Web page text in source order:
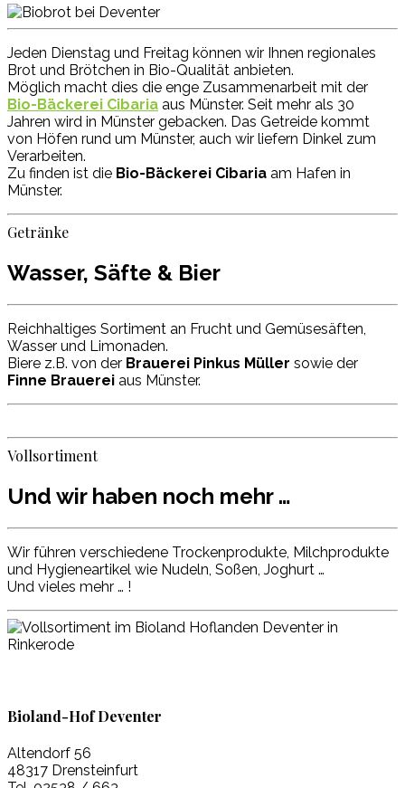
Jeden Dienstag und Freitag können wir Ihnen regionales
Brot und Brötchen in Bio-Qualität anbieten.
Möglich macht dies die enge Zusammenarbeit mit der
Bio-Bäckerei Cibaria aus Münster. Seit mehr als 30
Jahren wird in Münster gebacken. Das Getreide kommt
von Höfen rund um Münster, auch wir liefern Dinkel zum
Verarbeiten.
Zu finden ist die Bio-Bäckerei Cibaria am Hafen in
Münster.
Getränke
Wasser, Säfte & Bier
Reichhaltiges Sortiment an Frucht und Gemüsesäften,
Wasser und Limonaden.
Biere z.B. von der Brauerei Pinkus Müller sowie der
Finne Brauerei aus Münster.
Vollsortiment
Und wir haben noch mehr …
Wir führen verschiedene Trockenprodukte, Milchprodukte
und Hygieneartikel wie Nudeln, Soßen, Joghurt …
Und vieles mehr … !
Bioland-Hof Deventer
Altendorf 56
48317 Drensteinfurt